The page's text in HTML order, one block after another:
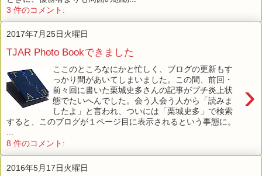
3 件のコメント:
2017年7月25日火曜日
TJAR Photo Bookできました
›
ここのところなにかと忙しく、ブログの更新もす
っかり間があいてしまいました。この間、前回・
前々回に書いた栗城史多さんの記事がプチ炎上状
態でたいへんでした。会う人会う人から「読みま
したよ」と言われ、ついには「栗城史多」で検索
すると、このブログが１ページ目に表示されるという事態に。
...
8 件のコメント:
2016年5月17日火曜日